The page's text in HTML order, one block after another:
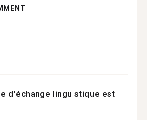
d'échange linguistique est